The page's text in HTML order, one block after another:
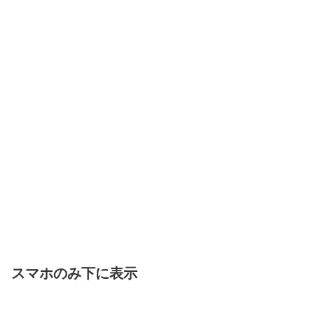
スマホのみ下に表示